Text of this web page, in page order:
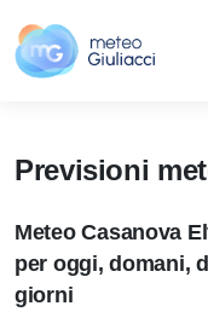
Previsioni
Meteo Casanova
per oggi, domani,
giorni